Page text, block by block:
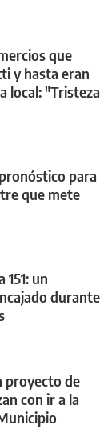
que
y hasta eran
local: "Tristeza
para
que mete
un
durante
proyecto de
con ir a la